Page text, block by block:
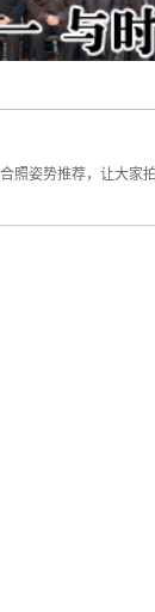
照姿势推荐，让大家